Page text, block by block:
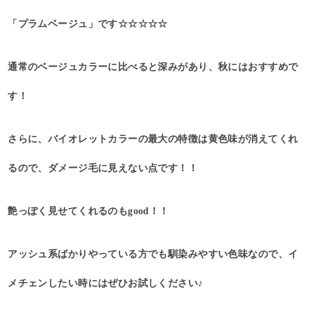
「プラムベージュ」です☆☆☆☆☆
通常のベージュカラーに比べると深みがあり、秋にはおすすめで
す！
さらに、バイオレットカラーの最大の特徴は黄色味が消えてくれ
るので、ダメージ毛に見えない点です！！
艶っぽく見せてくれるのもgood！！
アッシュ系ばかりやっている方でも馴染みやすい色味なので、イ
メチェンしたい時にはぜひお試しください♪